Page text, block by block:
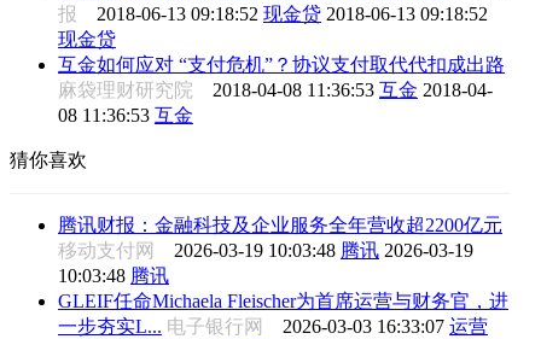
报 2018-06-13 09:18:52 现金贷 2018-06-13 09:18:52
现金贷
互金如何应对 “支付危机”？协议支付取代代扣成出路
麻袋理财研究院 2018-04-08 11:36:53 互金 2018-04-
08 11:36:53 互金
猜你喜欢
腾讯财报：金融科技及企业服务全年营收超2200亿元
移动支付网 2026-03-19 10:03:48 腾讯 2026-03-19
10:03:48 腾讯
GLEIF任命Michaela Fleischer为首席运营与财务官，进
一步夯实L... 电子银行网 2026-03-03 16:33:07 运营